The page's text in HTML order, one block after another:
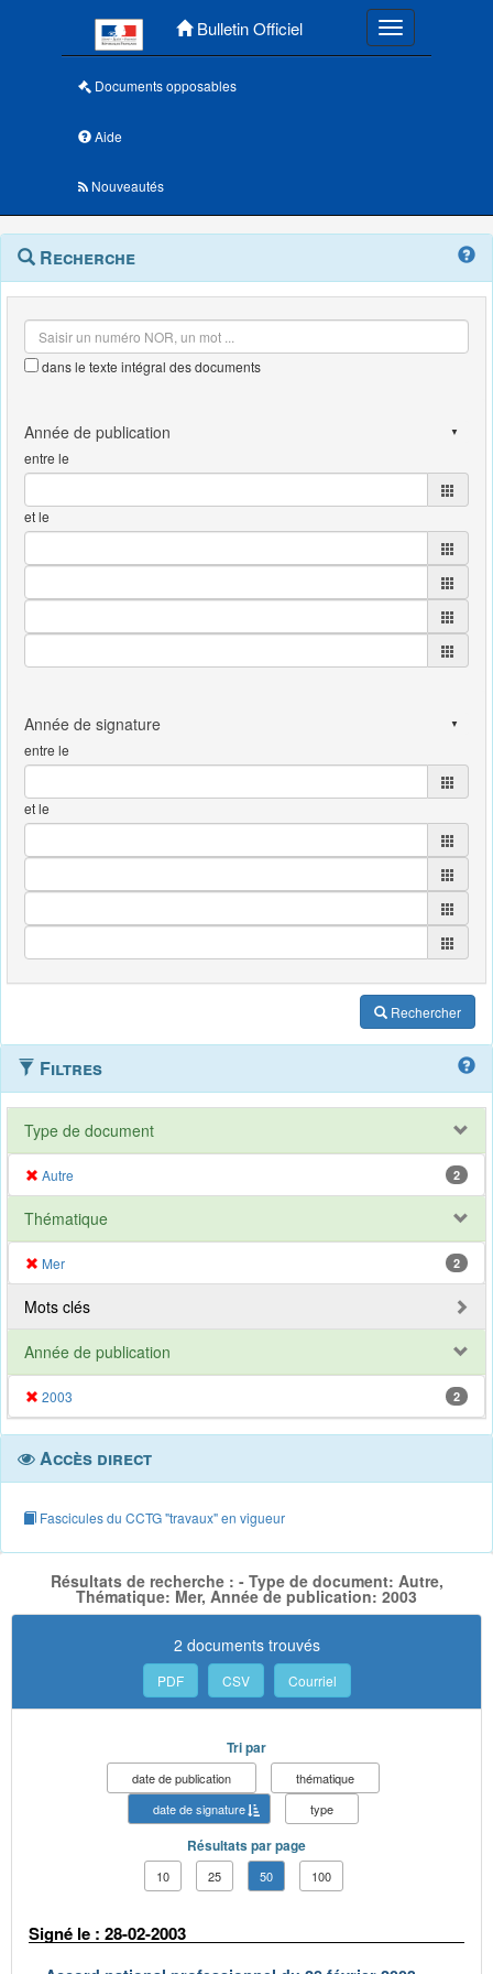
Bulletin Officiel Toggle
Documents opposables
Aide
Nouveautés
Navigation
outils
Menu
contextuel
Recherche
dans le texte intégral des documents
entre le
et le
entre le
et le
Rechercher
Filtres
Type de document
Autre 2
Thématique
Mer 2
Mots clés
Année de publication
2003 2
Accès direct
Fascicules du CCTG "travaux" en vigueur
Résultats de recherche : - Type de document: Autre,
Thématique: Mer, Année de publication: 2003
2 documents trouvés
PDF CSV Courriel
Tri par
date de publication
thématique
date de signature
type
Résultats par page
10 25 50 100
Signé le : 28-02-2003